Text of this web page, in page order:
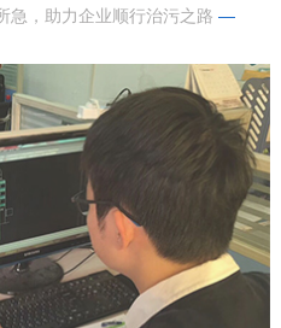
急，助力企业顺行治污之路 —